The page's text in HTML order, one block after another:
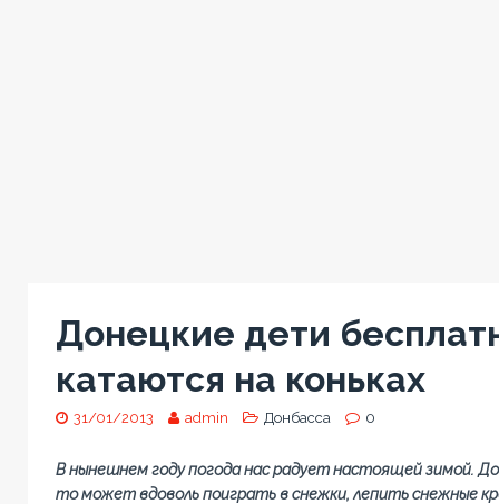
Донецкие дети
катаются на коньках
31/01/2013 admin Донбасса 0
В нынешнем году погода нас радует настоящей зимой.
то может вдоволь поиграть в снежки, лепить снежные